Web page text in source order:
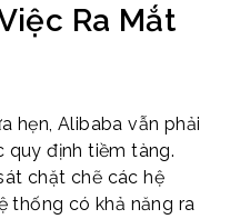
Ra Mắt
hẹn, Alibaba vẫn phải
định tiềm tàng.
chặt chẽ các hệ
thống có khả năng ra